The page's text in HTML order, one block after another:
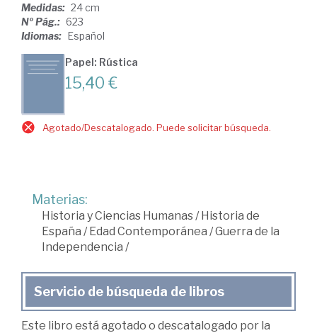
Medidas: 24 cm
Nº Pág.: 623
Idiomas: Español
Papel: Rústica
15,40 €
Agotado/Descatalogado. Puede solicitar búsqueda.
Materias:
Historia y Ciencias Humanas/Historia de
España /Edad Contemporánea /Guerra de la
Independencia /
Servicio de búsqueda de libros
Este libro está agotado o descatalogado por la